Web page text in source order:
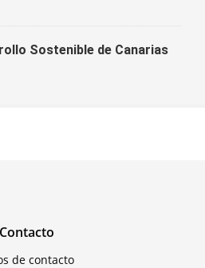
Sostenible de Canarias
Contacto
de contacto